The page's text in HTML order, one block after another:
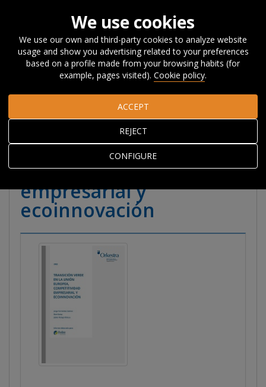
Home Publications Publications Reports
Other
Reports
Transición verde en la Unión Europea, competitividad
empresarial y ecoinnovación
Transición verde en la
Unión Europea,
competitividad
empresarial y
ecoinnovación
We use cookies
We use our own and third-party cookies to analyze website
usage and show you advertising related to your preferences
based on a profile made from your browsing habits (for
example, pages visited). Cookie policy.
CONFIGURE
REJECT
ACCEPT